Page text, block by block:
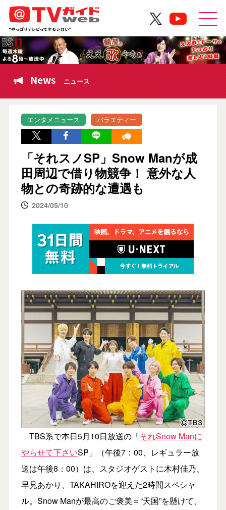
News ニュース
エンタメニュース バラエティー
「それスノSP」Snow Manが成
田周辺で借り物競争！ 意外な人
物との奇跡的な遭遇も
2024/05/10
TBS系で本日5月10日放送の「それSnow Manに
やらせて下さいSP」（午後7：00、レギュラー放
送は午後8：00）は、スタジオゲストに木村佳乃、
早見あかり、TAKAHIROを迎えた2時間スペシャ
ル。Snow Manが最高のご褒美＝“天国”を懸けて、